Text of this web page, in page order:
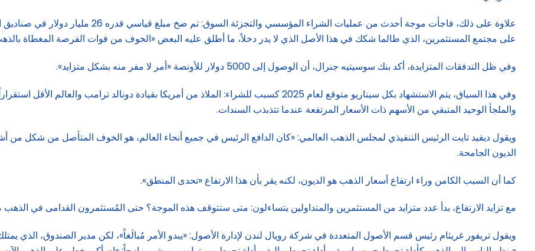
علاوة على ذلك، فاجأت موجة أحدث من عمليات
على مجتمع المستثمرين، الذي طالما شكك في هذا الأصل الذي لا يدر دخلاً، ما أطلق عليه البعض «الخوف من فوات الفرصة المغطاة
وفي ظل التدفقات المتزايدة، أكد بنك سوسيتيه جنرال، أن الوصول إلى 5000 دولار للأونصة «أمر لا مفر منه بشكل متزايد».
وفي هذا السياق، يتم الاستشهاد بكل سيناريو متوقع لعام 2025 كسبب للشراء: الملاذ من أمريكا بقيادة دونالد
والملجأ الوحيد المتبقي من الأسهم ذات الأسعار المرتفعة عندما تتذبذب السندات.
ويقول ديفيد تايت الرئيس التنفيذي لمجلس الذهب العالمي: «كان الدافع الرئيس في جميع أنحاء العالم، هو الخوف المتأصل من شكل من
الديون الجامحة.
كما أن السبب الكامن وراء ارتفاع أسعار الذهب هو الديون، لكنه يقر بأن هذا الارتفاع «تحدى المنطق».
مع تزايد الارتفاع، بدأ عدد متزايد من المستثمرين والمتداولين يتساءلون: متى ستتوقف هذه الموجة؟ حتى المُستثمرون القدامى في
ويقول تريفور غريثام رئيس قسم الأصول المتعددة في شركة رويال لندن لإدارة الأصول: «يبدو الأمر مُبالَغاً»، لكن مدير الصندوق،